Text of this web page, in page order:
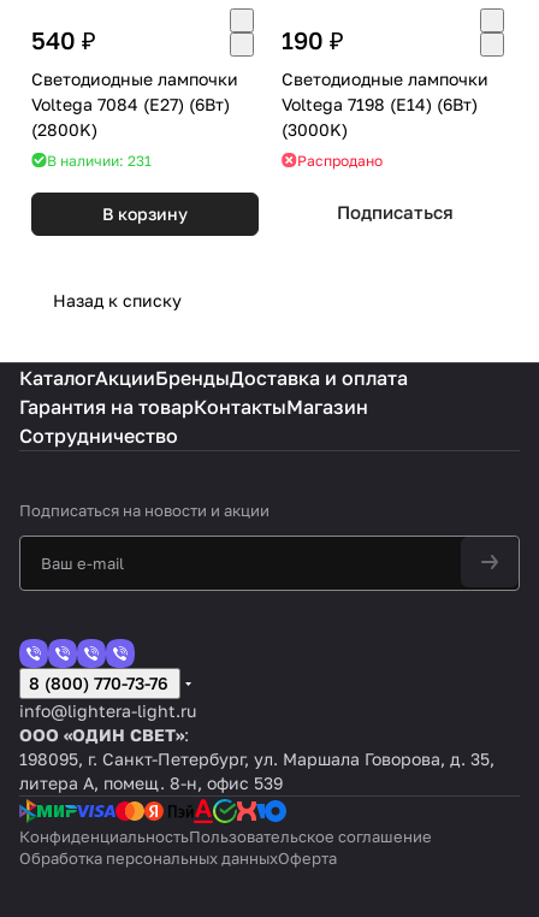
540 ₽
Светодиодные лампочки
Voltega 7084 (E27) (6Вт)
(2800K)
В наличии: 231
В корзину
190 ₽
Светодиодные лампочки
Voltega 7198 (E14) (6Вт)
(3000K)
Распродано
Подписаться
Назад к списку
КаталогАкцииБрендыДоставка и оплата
Гарантия на товарКонтактыМагазин
Сотрудничество
Подписаться на новости и акции
8 (800) 770-73-76
info@lightera-light.ru
ООО «ОДИН СВЕТ»:
198095, г. Санкт-Петербург, ул. Маршала Говорова, д. 35,
литера А, помещ. 8-н, офис 539
КонфиденциальностьПользовательское соглашение
Обработка персональных данныхОферта